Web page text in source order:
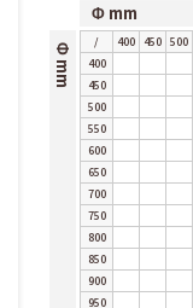
Φ mm
Φ mm
/ 400 450 500
400
450
500
550
600
650
700
750
800
850
900
950